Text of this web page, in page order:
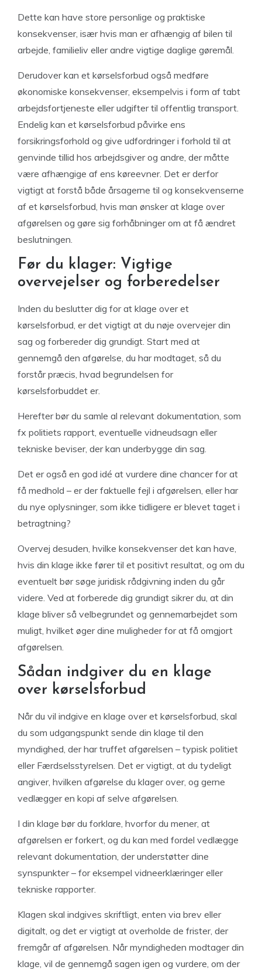
Dette kan have store personlige og praktiske
konsekvenser, især hvis man er afhængig af bilen til
arbejde, familieliv eller andre vigtige daglige gøremål.
Derudover kan et kørselsforbud også medføre
økonomiske konsekvenser, eksempelvis i form af tabt
arbejdsfortjeneste eller udgifter til offentlig transport.
Endelig kan et kørselsforbud påvirke ens
forsikringsforhold og give udfordringer i forhold til at
genvinde tillid hos arbejdsgiver og andre, der måtte
være afhængige af ens køreevner. Det er derfor
vigtigt at forstå både årsagerne til og konsekvenserne
af et kørselsforbud, hvis man ønsker at klage over
afgørelsen og gøre sig forhåbninger om at få ændret
beslutningen.
Før du klager: Vigtige
overvejelser og forberedelser
Inden du beslutter dig for at klage over et
kørselsforbud, er det vigtigt at du nøje overvejer din
sag og forbereder dig grundigt. Start med at
gennemgå den afgørelse, du har modtaget, så du
forstår præcis, hvad begrundelsen for
kørselsforbuddet er.
Herefter bør du samle al relevant dokumentation, som
fx politiets rapport, eventuelle vidneudsagn eller
tekniske beviser, der kan underbygge din sag.
Det er også en god idé at vurdere dine chancer for at
få medhold – er der faktuelle fejl i afgørelsen, eller har
du nye oplysninger, som ikke tidligere er blevet taget i
betragtning?
Overvej desuden, hvilke konsekvenser det kan have,
hvis din klage ikke fører til et positivt resultat, og om du
eventuelt bør søge juridisk rådgivning inden du går
videre. Ved at forberede dig grundigt sikrer du, at din
klage bliver så velbegrundet og gennemarbejdet som
muligt, hvilket øger dine muligheder for at få omgjort
afgørelsen.
Sådan indgiver du en klage
over kørselsforbud
Når du vil indgive en klage over et kørselsforbud, skal
du som udgangspunkt sende din klage til den
myndighed, der har truffet afgørelsen – typisk politiet
eller Færdselsstyrelsen. Det er vigtigt, at du tydeligt
angiver, hvilken afgørelse du klager over, og gerne
vedlægger en kopi af selve afgørelsen.
I din klage bør du forklare, hvorfor du mener, at
afgørelsen er forkert, og du kan med fordel vedlægge
relevant dokumentation, der understøtter dine
synspunkter – for eksempel vidneerklæringer eller
tekniske rapporter.
Klagen skal indgives skriftligt, enten via brev eller
digitalt, og det er vigtigt at overholde de frister, der
fremgår af afgørelsen. Når myndigheden modtager din
klage, vil de gennemgå sagen igen og vurdere, om der